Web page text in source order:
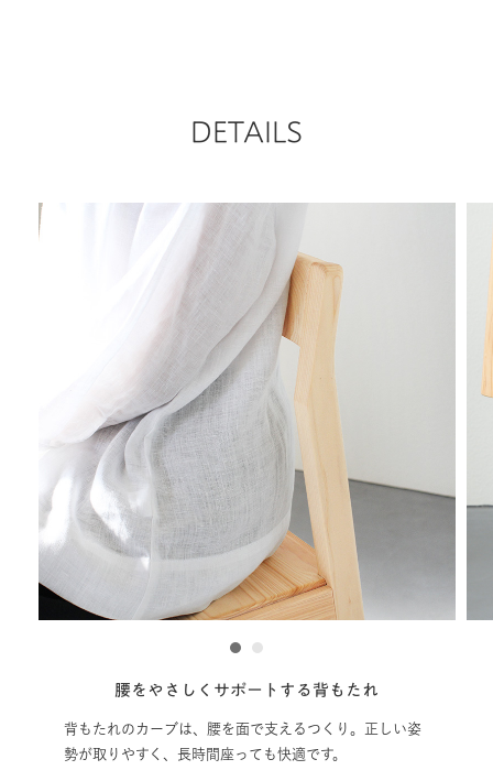
DETAILS
高さ調節は片手でOK
ワンタッチで高さ調節が可能です。レバーは手が届きや
すい位置に設置しました
1 2